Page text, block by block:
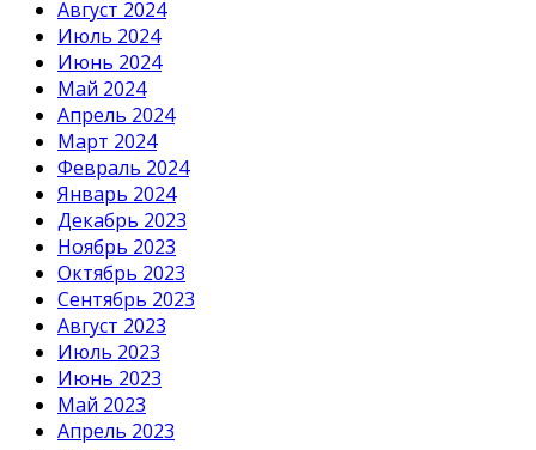
Август 2024
Июль 2024
Июнь 2024
Май 2024
Апрель 2024
Март 2024
Февраль 2024
Январь 2024
Декабрь 2023
Ноябрь 2023
Октябрь 2023
Сентябрь 2023
Август 2023
Июль 2023
Июнь 2023
Май 2023
Апрель 2023